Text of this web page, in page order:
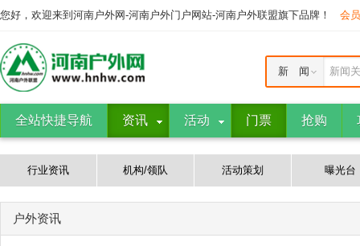
您好，欢迎来到河南户外网-河南户外门户网站-河南户外联盟旗下品牌！ 会
新闻
新 闻
全站快捷导航 资讯 活动 门票 抢购
行业资讯 机构/领队 活动策划 曝光台
户外资讯